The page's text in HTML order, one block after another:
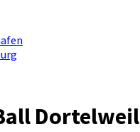
Dortelweil